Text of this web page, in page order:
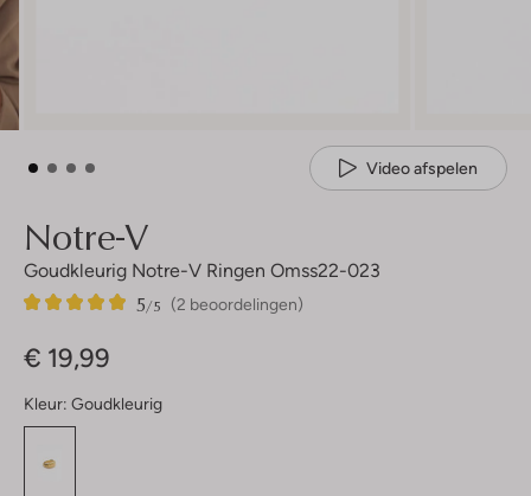
Video afspelen
Notre-V
Goudkleurig Notre-V Ringen Omss22-023
(2 beoordelingen)
5/5
2
5
€ 19,99
Kleur: Goudkleurig